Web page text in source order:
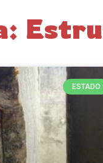
ESTADO